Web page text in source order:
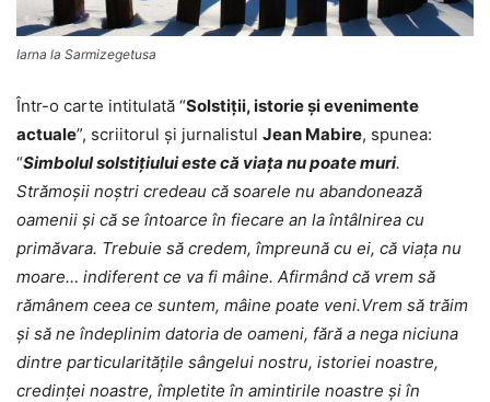
Iarna la Sarmizegetusa
Într-o carte intitulată “Solstiţii, istorie şi evenimente
actuale”, scriitorul şi jurnalistul Jean Mabire, spunea:
“Simbolul solstițiului este că viața nu poate muri.
Strămoșii noștri credeau că soarele nu abandonează
oamenii și că se întoarce în fiecare an la întâlnirea cu
primăvara. Trebuie să credem, împreună cu ei, că viața nu
moare… indiferent ce va fi mâine. Afirmând că vrem să
rămânem ceea ce suntem, mâine poate veni.Vrem să trăim
și să ne îndeplinim datoria de oameni, fără a nega niciuna
dintre particularitățile sângelui nostru, istoriei noastre,
credinței noastre, împletite în amintirile noastre și în